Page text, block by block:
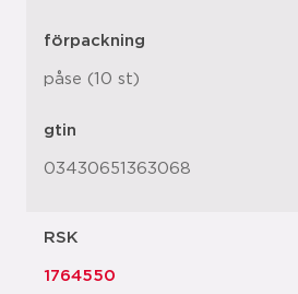
förpackning
påse (10 st)
gtin
03430651363068
RSK
1764550